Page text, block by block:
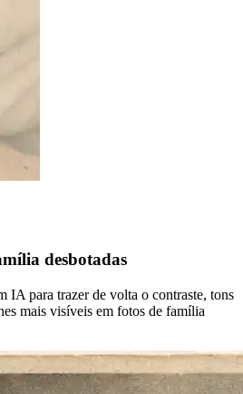
desbotadas
IA para trazer de volta o contraste, tons
mais visíveis em fotos de família